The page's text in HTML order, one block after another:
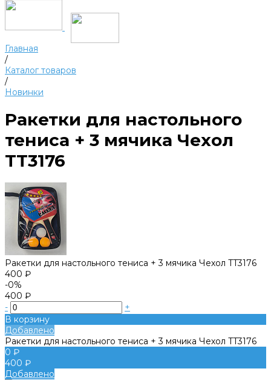
Главная
/
Каталог товаров
/
Новинки
Ракетки для настольного
тениса + 3 мячика Чехол
TT3176
Ракетки для настольного тениса + 3 мячика Чехол TT3176
400 ₽
-0%
400 ₽
-
+
В корзину
Добавлено
Ракетки для настольного тениса + 3 мячика Чехол TT3176
0 ₽
400 ₽
Добавлено